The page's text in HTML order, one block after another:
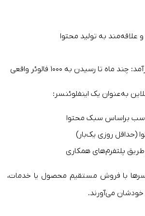
علاقه‌مند به تولید محتوا
تا رسیدن به ۱۰۰۰ فالوئر واقعی
به‌عنوان یک اینفلوئنسر:
براساس سبک محتوا
(حداقل روزی یک‌بار)
طریق پلتفرم‌های همکاری
با فروش مستقیم محصول یا خدمات،
می‌آورند.